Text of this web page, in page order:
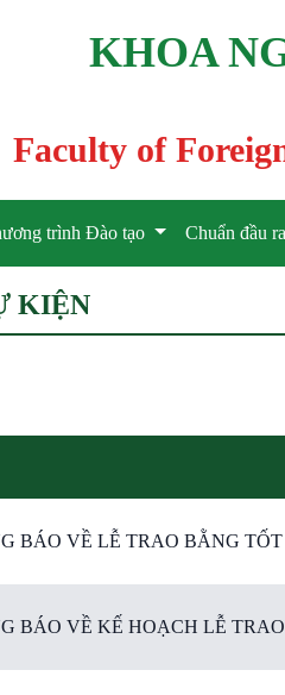
KHOA
Faculty of
trình Đào tạo Chuẩn đầu ra
KIỆN
BÁO VỀ LỄ TRAO BẰNG
BÁO VỀ KẾ HOẠCH LỄ